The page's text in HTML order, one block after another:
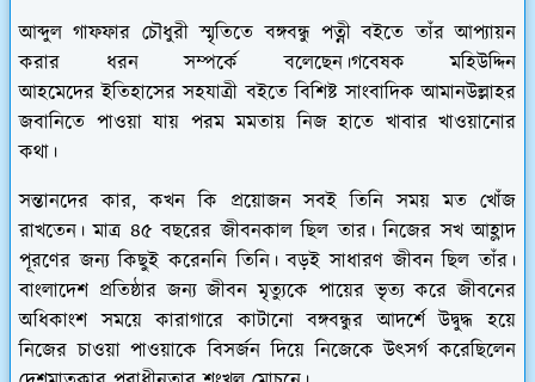
আব্দুল গাফফার চৌধুরীস্মৃতিতে বঙ্গবন্ধু পত্নীবইতে তাঁর আপ্যায়ন
করার ধরন সম্পর্কে বলেছেন।গবেষক মহিউদ্দিন
আহমেদেরইতিহাসের সহযাত্রী বইতে বিশিষ্ট সাংবাদিক আমানউল্লাহর
জবানিতে পাওয়া যায় পরম মমতায় নিজ হাতে খাবার খাওয়ানোর
কথা।
সন্তানদের কার, কখন কি প্রয়োজন সবই তিনি সময় মত খোঁজ
রাখতেন। মাত্র ৪৫ বছরের জীবনকাল ছিল তার। নিজের সখ আহ্লাদ
পূরণের জন্য কিছুই করেননি তিনি। বড়ই সাধারণ জীবন ছিল তাঁর।
বাংলাদেশ প্রতিষ্ঠার জন্য জীবন মৃত্যুকে পায়ের ভৃত্য করে জীবনের
অধিকাংশ সময়ে কারাগারে কাটানো বঙ্গবন্ধুর আদর্শে উদ্বুদ্ধ হয়ে
নিজের চাওয়া পাওয়াকে বিসর্জন দিয়ে নিজেকে উৎসর্গ করেছিলেন